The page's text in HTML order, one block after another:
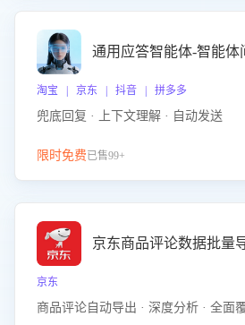
通用应答智能体-智能体
淘宝 | 京东 | 抖音 | 拼多多
兜底回复 · 上下文理解 · 自动发送
限时免费已售99+
京东商品评论数据批量
京东
商品评论自动导出 · 深度分析 · 全面